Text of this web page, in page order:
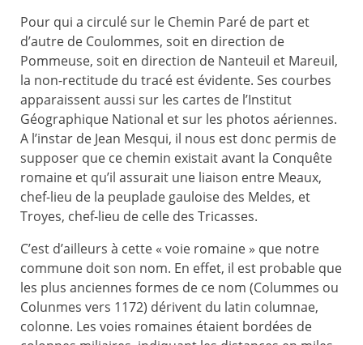
Pour qui a circulé sur le Chemin Paré de part et
d’autre de Coulommes, soit en direction de
Pommeuse, soit en direction de Nanteuil et Mareuil,
la non-rectitude du tracé est évidente. Ses courbes
apparaissent aussi sur les cartes de l’Institut
Géographique National et sur les photos aériennes.
A l’instar de Jean Mesqui, il nous est donc permis de
supposer que ce chemin existait avant la Conquête
romaine et qu’il assurait une liaison entre Meaux,
chef-lieu de la peuplade gauloise des Meldes, et
Troyes, chef-lieu de celle des Tricasses.
C’est d’ailleurs à cette « voie romaine » que notre
commune doit son nom. En effet, il est probable que
les plus anciennes formes de ce nom (Colummes ou
Colunmes vers 1172) dérivent du latin columnae,
colonne. Les voies romaines étaient bordées de